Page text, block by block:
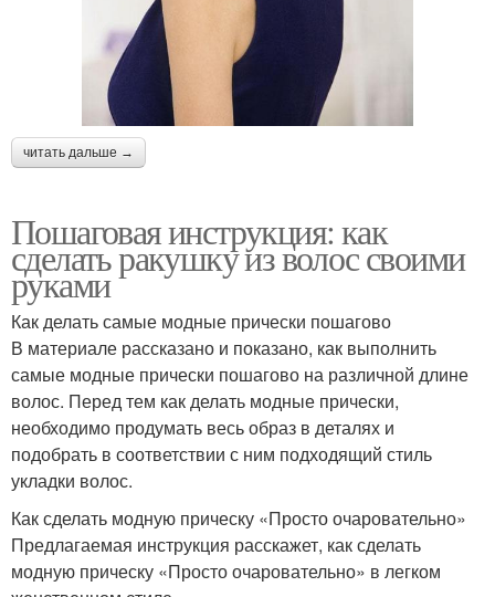
читать дальше →
Пошаговая инструкция: как
сделать ракушку из волос своими
руками
Как делать самые модные прически пошагово
В материале рассказано и показано, как выполнить
самые модные прически пошагово на различной длине
волос. Перед тем как делать модные прически,
необходимо продумать весь образ в деталях и
подобрать в соответствии с ним подходящий стиль
укладки волос.
Как сделать модную прическу «Просто очаровательно»
Предлагаемая инструкция расскажет, как сделать
модную прическу «Просто очаровательно» в легком